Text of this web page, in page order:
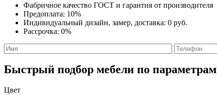
Фабричное качество ГОСТ и гарантия от производителя
Предоплата: 10%
Индивидуальный дизайн, замер, доставка: 0 руб.
Рассрочка: 0%
Быстрый подбор мебели по параметрам
Цвет